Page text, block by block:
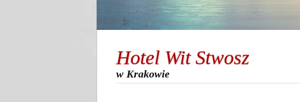
Hotel Wit Stwosz
w Krakowie